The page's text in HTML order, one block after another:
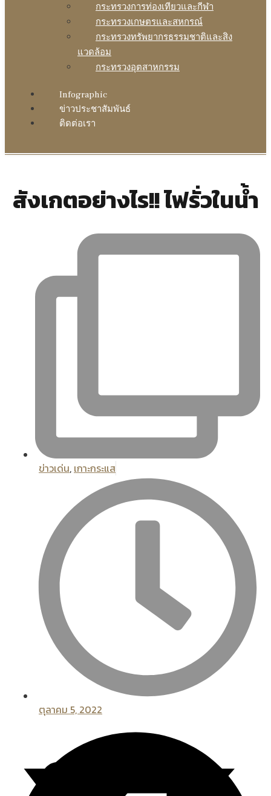
กระทรวงการท่องเทียวและกีฬา
กระทรวงเกษตรและสหกรณ์
กระทรวงทรัพยากรธรรมชาติและสิง
แวดล้อม
กระทรวงอุตสาหกรรม
Infographic
ข่าวประชาสัมพันธ์
ติดต่อเรา
สังเกตอย่างไร!! ไฟรั่วในน้ำ
ข่าวเด่น, เกาะกระแส
ตุลาคม 5, 2022